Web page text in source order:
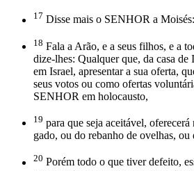
17 Disse mais o SENHOR a Moisés:
18 Fala a Arão, e a seus filhos, e a
dize-lhes: Qualquer que, da casa de
em Israel, apresentar a sua oferta,
seus votos ou como ofertas
SENHOR em holocausto,
19 para que seja aceitável,
gado, ou do rebanho de ovelhas, ou
20 Porém todo o que tiver defeito,